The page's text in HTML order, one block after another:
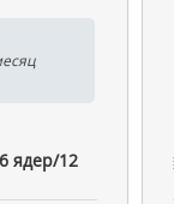
ядер/12